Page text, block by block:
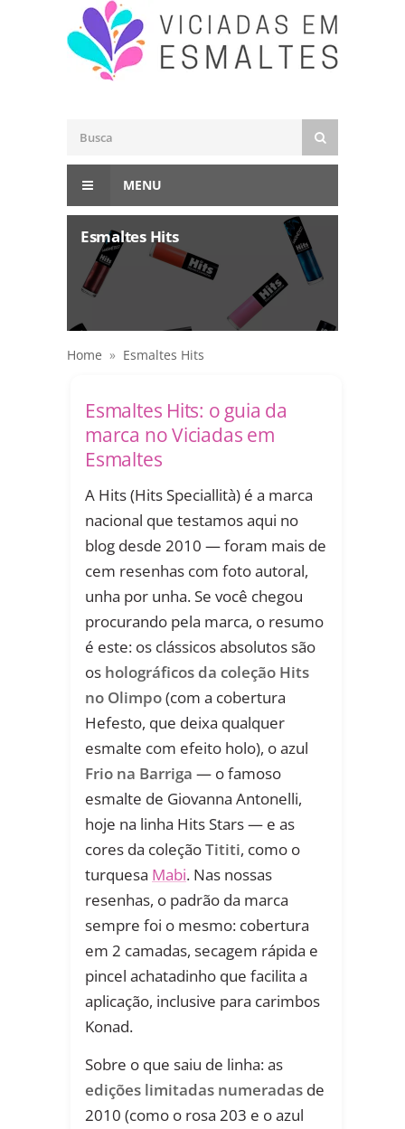
MENU
Esmaltes Hits
Home » Esmaltes Hits
Esmaltes Hits: o guia da
marca no Viciadas em
Esmaltes
A Hits (Hits Speciallità) é a marca
nacional que testamos aqui no
blog desde 2010 — foram mais de
cem resenhas com foto autoral,
unha por unha. Se você chegou
procurando pela marca, o resumo
é este: os clássicos absolutos são
os holográficos da coleção Hits
no Olimpo(com a cobertura
Hefesto, que deixa qualquer
esmalte com efeito holo), o azul
Frio na Barriga — o famoso
esmalte de Giovanna Antonelli,
hoje na linha Hits Stars — e as
cores da coleçãoTititi, como o
turquesa Mabi. Nas nossas
resenhas, o padrão da marca
sempre foi o mesmo: cobertura
em 2 camadas, secagem rápida e
pincel achatadinho que facilita a
aplicação, inclusive para carimbos
Konad.
Sobre o que saiu de linha: as
edições limitadas numeradas de
2010 (como o rosa 203 e o azul